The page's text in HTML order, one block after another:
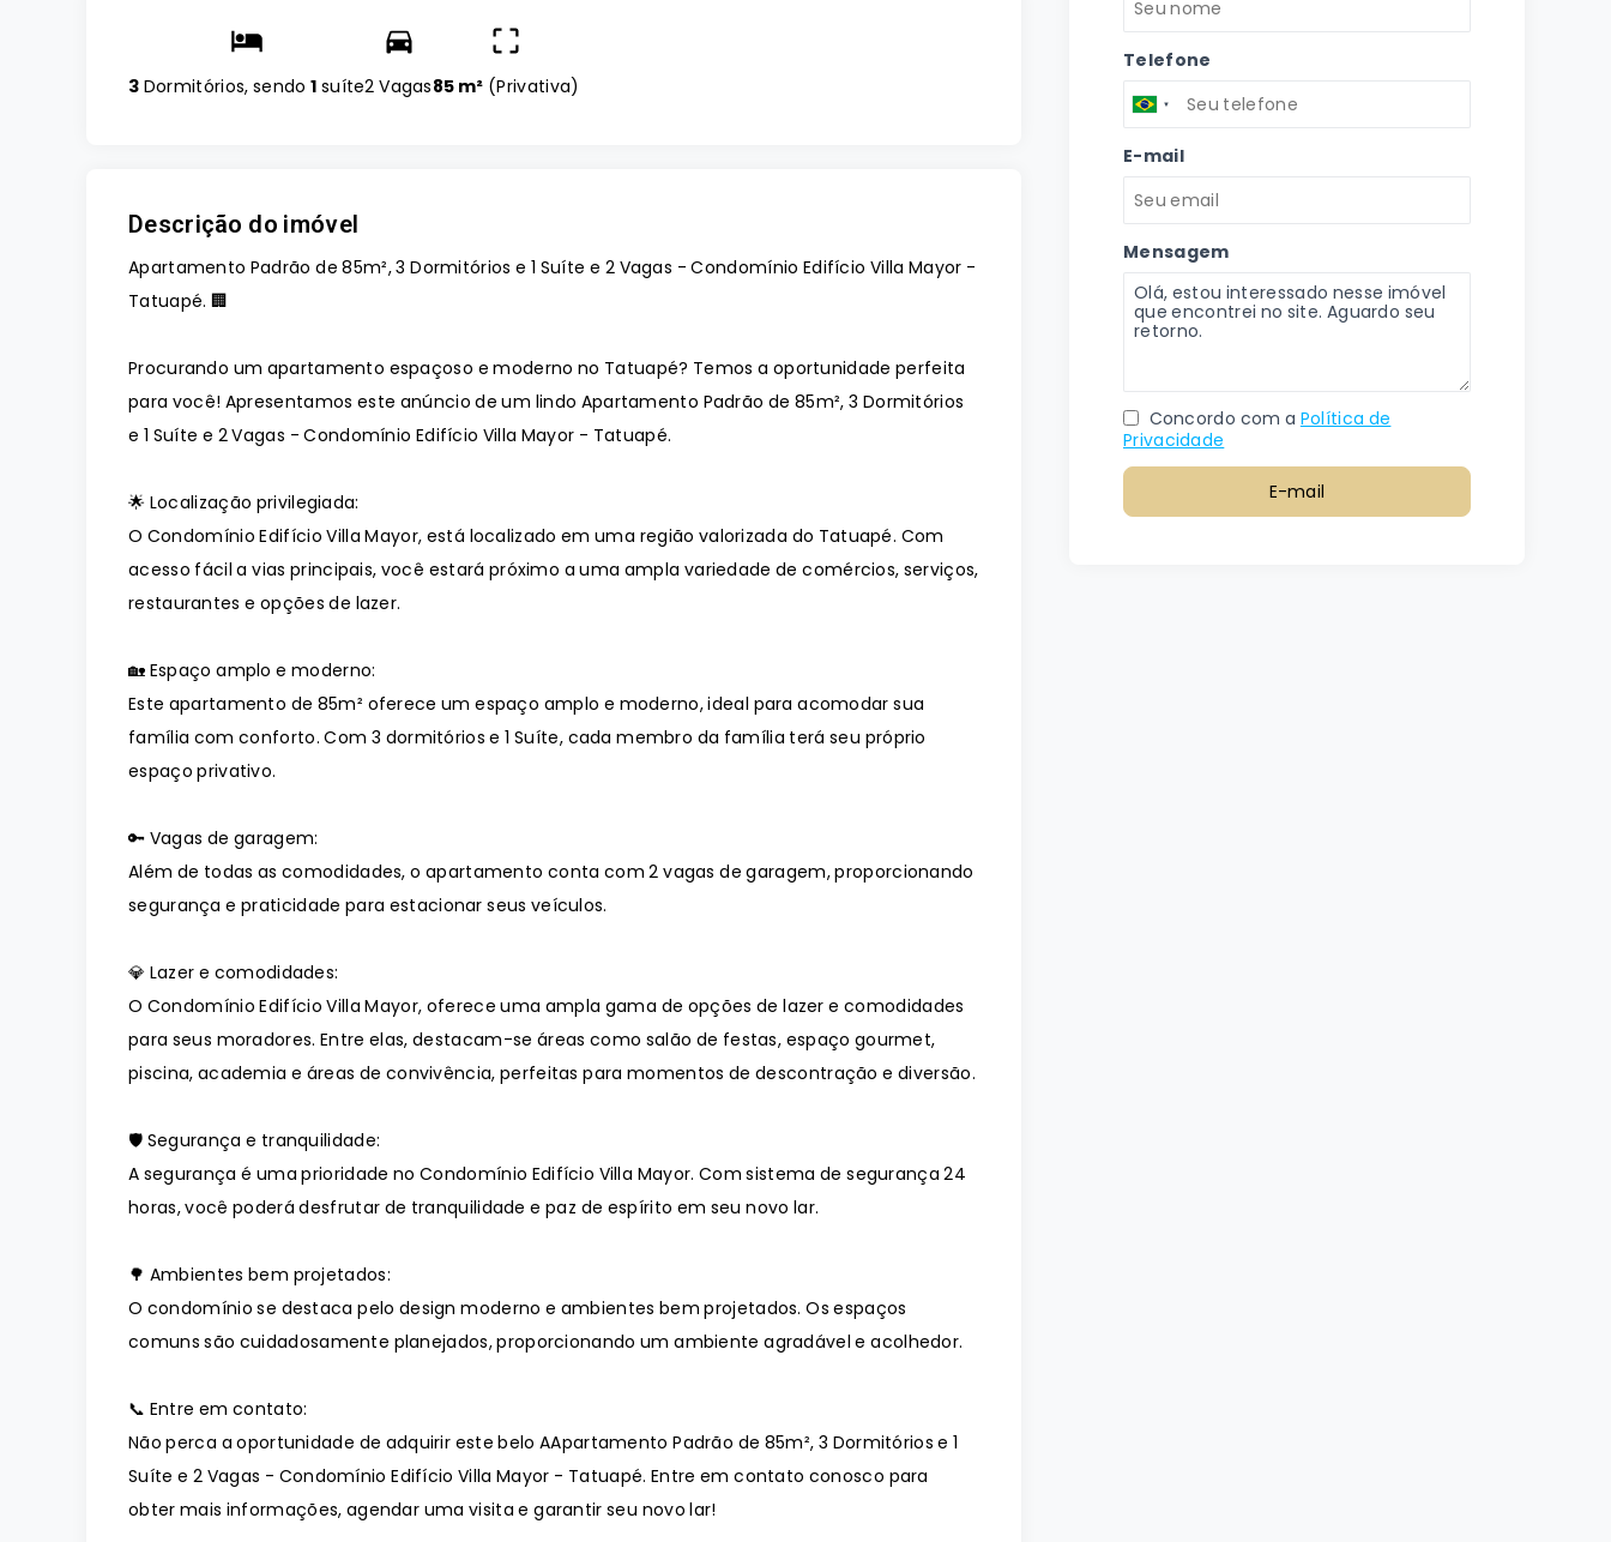
3 Dormitórios, sendo1 suíte2 Vagas85 m² (Privativa)
Descrição do imóvel
Apartamento Padrão de 85m², 3 Dormitórios e 1 Suíte e 2 Vagas - Condomínio Edifício Villa Mayor -
Tatuapé. 🏢
Procurando um apartamento espaçoso e moderno no Tatuapé? Temos a oportunidade perfeita
para você! Apresentamos este anúncio de um lindo Apartamento Padrão de 85m², 3 Dormitórios
e 1 Suíte e 2 Vagas - Condomínio Edifício Villa Mayor - Tatuapé.
🌟 Localização privilegiada:
O Condomínio Edifício Villa Mayor, está localizado em uma região valorizada do Tatuapé. Com
acesso fácil a vias principais, você estará próximo a uma ampla variedade de comércios, serviços,
restaurantes e opções de lazer.
🏡 Espaço amplo e moderno:
Este apartamento de 85m² oferece um espaço amplo e moderno, ideal para acomodar sua
família com conforto. Com 3 dormitórios e 1 Suíte, cada membro da família terá seu próprio
espaço privativo.
🔑 Vagas de garagem:
Além de todas as comodidades, o apartamento conta com 2 vagas de garagem, proporcionando
segurança e praticidade para estacionar seus veículos.
💎 Lazer e comodidades:
O Condomínio Edifício Villa Mayor, oferece uma ampla gama de opções de lazer e comodidades
para seus moradores. Entre elas, destacam-se áreas como salão de festas, espaço gourmet,
piscina, academia e áreas de convivência, perfeitas para momentos de descontração e diversão.
🛡️ Segurança e tranquilidade:
A segurança é uma prioridade no Condomínio Edifício Villa Mayor. Com sistema de segurança 24
horas, você poderá desfrutar de tranquilidade e paz de espírito em seu novo lar.
🌳 Ambientes bem projetados:
O condomínio se destaca pelo design moderno e ambientes bem projetados. Os espaços
comuns são cuidadosamente planejados, proporcionando um ambiente agradável e acolhedor.
📞 Entre em contato:
Não perca a oportunidade de adquirir este belo AApartamento Padrão de 85m², 3 Dormitórios e 1
Suíte e 2 Vagas - Condomínio Edifício Villa Mayor - Tatuapé. Entre em contato conosco para
obter mais informações, agendar uma visita e garantir seu novo lar!
Telefone
E-mail
Mensagem
Concordo com a Política de
Privacidade
E-mail